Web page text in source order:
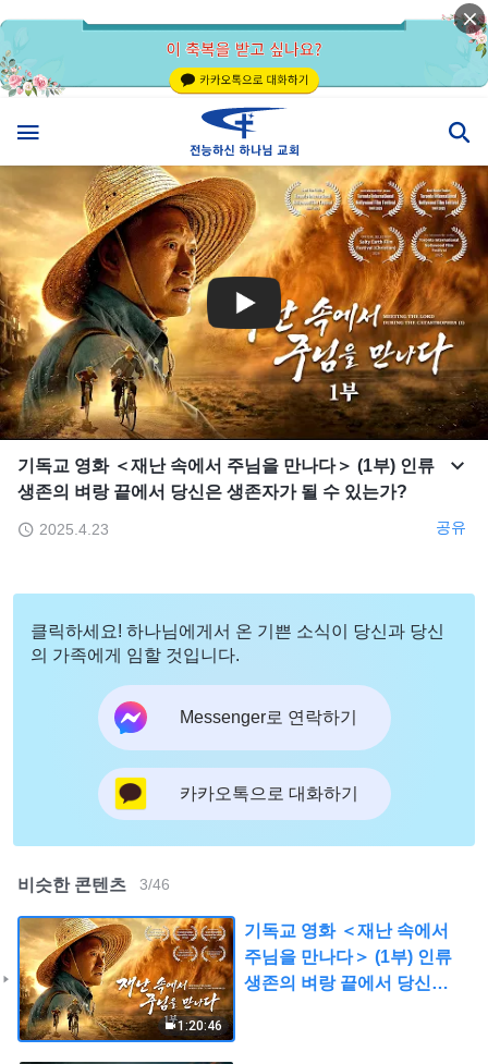
기독교 영화 ＜재난 속에서 주님을 만나다＞ (1부) 인류
생존의 벼랑 끝에서 당신은 생존자가 될 수 있는가?
2025.4.23 공유
클릭하세요! 하나님에게서 온 기쁜 소식이 당신과 당신
의 가족에게 임할 것입니다.
Messenger로 연락하기
카카오톡으로 대화하기
비슷한 콘텐츠 3/46
1:20:46
기독교 영화 ＜재난 속에서
주님을 만나다＞ (1부) 인류
생존의 벼랑 끝에서 당신은